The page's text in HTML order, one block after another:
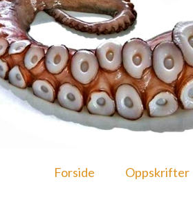
Forside Oppskrifter